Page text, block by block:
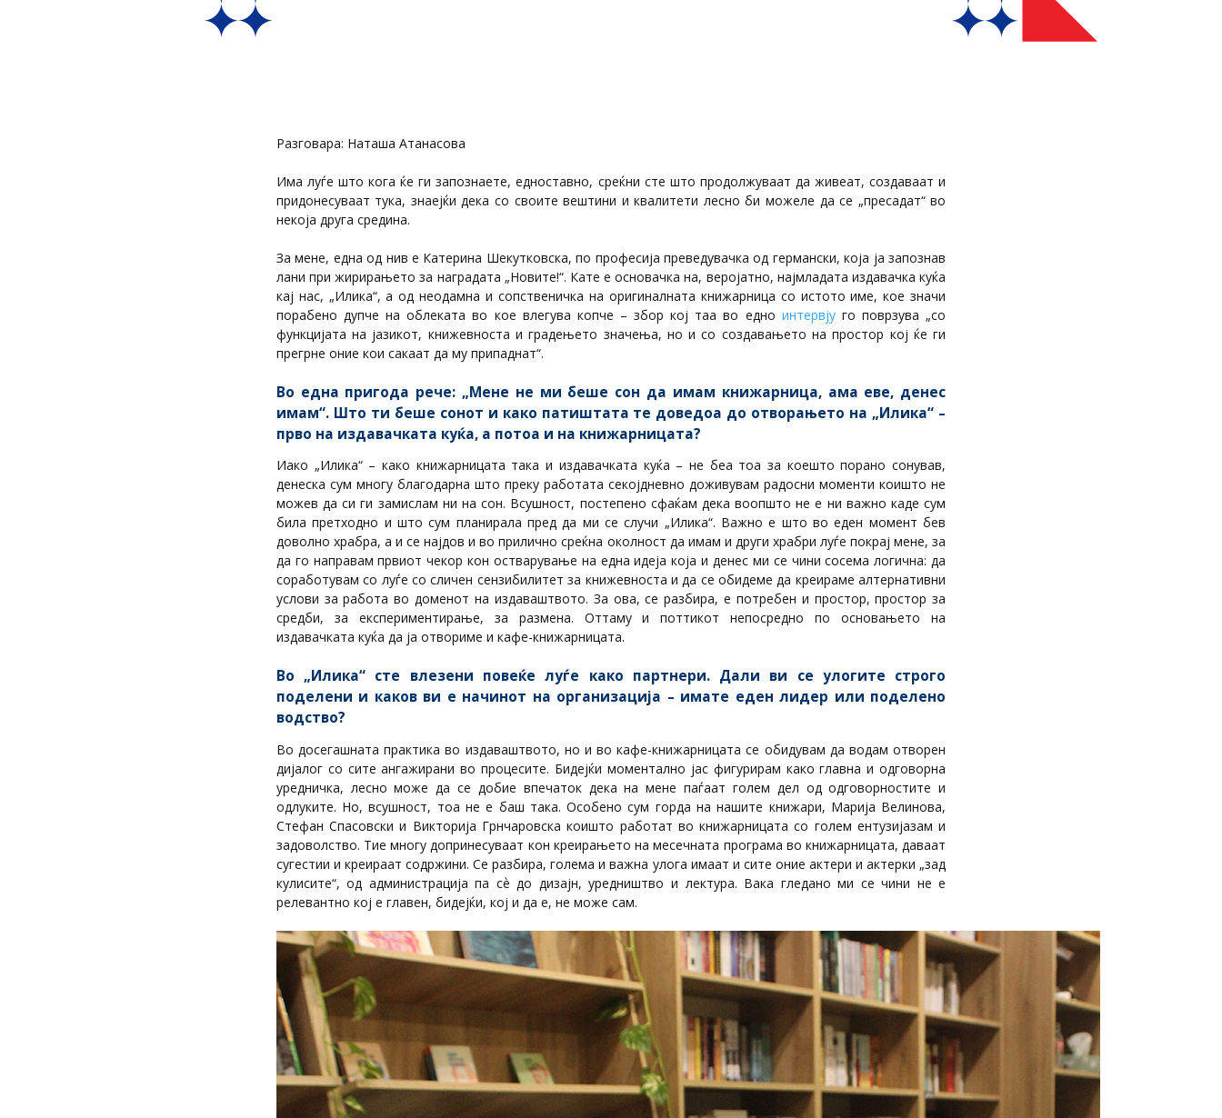
Разговара: Наташа Атанасова
Има луѓе што кога ќе ги запознаете, едноставно, среќни сте што продолжуваат да живеат, создаваат и
придонесуваат тука, знаејќи дека со своите вештини и квалитети лесно би можеле да се „пресадат“ во
некоја друга средина.
За мене, една од нив е Катерина Шекутковска, по професија преведувачка од германски, која ја запознав
лани при жирирањето за наградата „Новите!“. Кате е основачка на, веројатно, најмладата издавачка куќа
кај нас, „Илика“, а од неодамна и сопственичка на оригиналната книжарница со истото име, кое значи
порабено дупче на облеката во кое влегува копче – збор кој таа во едно интервјуго поврзува „со
функцијата на јазикот, книжевноста и градењето значења, но и со создавањето на простор кој ќе ги
прегрне оние кои сакаат да му припаднат“.
Во една пригода рече: „Мене не ми беше сон да имам книжарница, ама еве, денес
имам“. Што ти беше сонот и како патиштата те доведоа до отворањето на „Илика“ –
прво на издавачката куќа, а потоа и на книжарницата?
Иако „Илика“ – како книжарницата така и издавачката куќа – не беа тоа за коешто порано сонував,
денеска сум многу благодарна што преку работата секојдневно доживувам радосни моменти коишто не
можев да си ги замислам ни на сон. Всушност, постепено сфаќам дека воопшто не е ни важно каде сум
била претходно и што сум планирала пред да ми се случи „Илика“. Важно е што во еден момент бев
доволно храбра, а и се најдов и во прилично среќна околност да имам и други храбри луѓе покрај мене, за
да го направам првиот чекор кон остварување на една идеја која и денес ми се чини сосема логична: да
соработувам со луѓе со сличен сензибилитет за книжевноста и да се обидеме да креираме алтернативни
услови за работа во доменот на издаваштвото. За ова, се разбира, е потребен и простор, простор за
средби, за експериментирање, за размена. Оттаму и поттикот непосредно по основањето на
издавачката куќа да ја отвориме и кафе-книжарницата.
Во „Илика“ сте влезени повеќе луѓе како партнери. Дали ви се улогите строго
поделени и каков ви е начинот на организација – имате еден лидер или поделено
водство?
Во досегашната практика во издаваштвото, но и во кафе-книжарницата се обидувам да водам отворен
дијалог со сите ангажирани во процесите. Бидејќи моментално јас фигурирам како главна и одговорна
уредничка, лесно може да се добие впечаток дека на мене паѓаат голем дел од одговорностите и
одлуките. Но, всушност, тоа не е баш така. Особено сум горда на нашите книжари, Марија Велинова,
Стефан Спасовски и Викторија Грнчаровска коишто работат во книжарницата со голем ентузијазам и
задоволство. Тие многу допринесуваат кон креирањето на месечната програма во книжарницата, даваат
сугестии и креираат содржини. Се разбира, голема и важна улога имаат и сите оние актери и актерки „зад
кулисите“, од администрација па сѐ до дизајн, уредништво и лектура. Вака гледано ми се чини не е
релевантно кој е главен, бидејќи, кој и да е, не може сам.